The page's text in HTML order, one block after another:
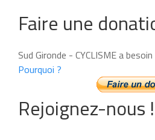
Faire une
Sud Gironde - CYCLISME a
Pourquoi ?
Rejoignez-nous !